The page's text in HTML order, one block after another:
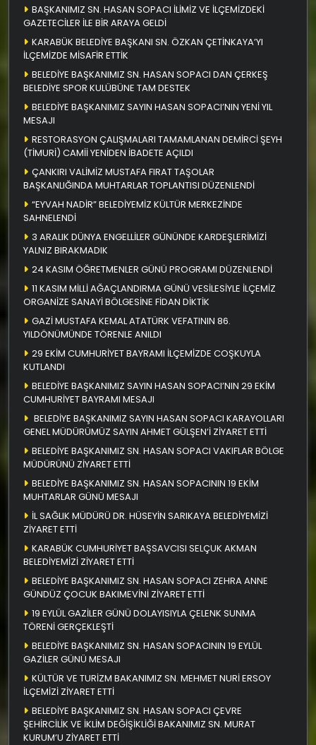
BAŞKANIMIZ SN. HASAN SOPACI İLİMİZ VE İLÇEMİZDEKİ
GAZETECİLER İLE BİR ARAYA GELDİ
KARABÜK BELEDİYE BAŞKANI SN. ÖZKAN ÇETİNKAYA’YI
İLÇEMİZDE MİSAFİR ETTİK
BELEDİYE BAŞKANIMIZ SN. HASAN SOPACI DAN ÇERKEŞ
BELEDİYE SPOR KULÜBÜNE TAM DESTEK
BELEDİYE BAŞKANIMIZ SAYIN HASAN SOPACI’NIN YENİ YIL
MESAJI
RESTORASYON ÇALIŞMALARI TAMAMLANAN DEMİRCİ ŞEYH
(TİMURİ) CAMİİ YENİDEN İBADETE AÇILDI
ÇANKIRI VALİMİZ MUSTAFA FIRAT TAŞOLAR
BAŞKANLIĞINDA MUHTARLAR TOPLANTISI DÜZENLENDİ
“EYVAH NADİR” BELEDİYEMİZ KÜLTÜR MERKEZİNDE
SAHNELENDİ
3 ARALIK DÜNYA ENGELLİLER GÜNÜNDE KARDEŞLERİMİZİ
YALNIZ BIRAKMADIK
24 KASIM ÖĞRETMENLER GÜNÜ PROGRAMI DÜZENLENDİ
11 KASIM MİLLİ AĞAÇLANDIRMA GÜNÜ VESİLESİYLE İLÇEMİZ
ORGANİZE SANAYİ BÖLGESİNE FİDAN DİKTİK
GAZİ MUSTAFA KEMAL ATATÜRK VEFATININ 86.
YILDÖNÜMÜNDE TÖRENLE ANILDI
29 EKİM CUMHURİYET BAYRAMI İLÇEMİZDE COŞKUYLA
KUTLANDI
BELEDİYE BAŞKANIMIZ SAYIN HASAN SOPACI’NIN 29 EKİM
CUMHURİYET BAYRAMI MESAJI
BELEDİYE BAŞKANIMIZ SAYIN HASAN SOPACI KARAYOLLARI
GENEL MÜDÜRÜMÜZ SAYIN AHMET GÜLŞEN’İ ZİYARET ETTİ
BELEDİYE BAŞKANIMIZ SN. HASAN SOPACI VAKIFLAR BÖLGE
MÜDÜRÜNÜ ZİYARET ETTİ
BELEDİYE BAŞKANIMIZ SN. HASAN SOPACININ 19 EKİM
MUHTARLAR GÜNÜ MESAJI
İL SAĞLIK MÜDÜRÜ DR. HÜSEYİN SARIKAYA BELEDİYEMİZİ
ZİYARET ETTİ
KARABÜK CUMHURİYET BAŞSAVCISI SELÇUK AKMAN
BELEDİYEMİZİ ZİYARET ETTİ
BELEDİYE BAŞKANIMIZ SN. HASAN SOPACI ZEHRA ANNE
GÜNDÜZ ÇOCUK BAKIMEVİNİ ZİYARET ETTİ
19 EYLÜL GAZİLER GÜNÜ DOLAYISIYLA ÇELENK SUNMA
TÖRENİ GERÇEKLEŞTİ
BELEDİYE BAŞKANIMIZ SN. HASAN SOPACININ 19 EYLÜL
GAZİLER GÜNÜ MESAJI
KÜLTÜR VE TURİZM BAKANIMIZ SN. MEHMET NURİ ERSOY
İLÇEMİZİ ZİYARET ETTİ
BELEDİYE BAŞKANIMIZ SN. HASAN SOPACI ÇEVRE
ŞEHİRCİLİK VE İKLİM DEĞİŞİKLİĞİ BAKANIMIZ SN. MURAT
KURUM’U ZİYARET ETTİ